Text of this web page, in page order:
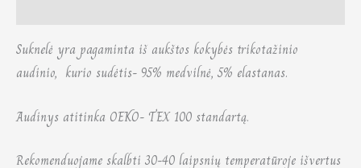
Suknelė yra pagaminta iš aukštos kokybės trikotažinio
audinio, kurio sudėtis- 95% medvilnė, 5% elastanas.
Audinys atitinka OEKO- TEX 100 standartą.
Rekomenduojame skalbti 30-40 laipsnių temperatūroje išvertus